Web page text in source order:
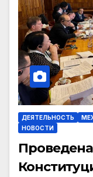
ДЕЯТЕЛЬНОСТЬ
НОВОСТИ